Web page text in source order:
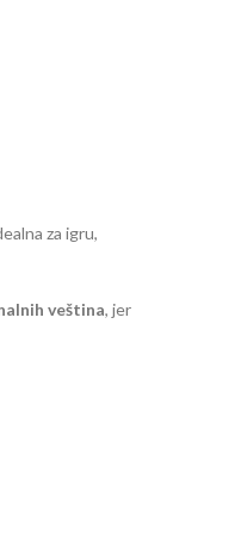
za igru,
veština, jer